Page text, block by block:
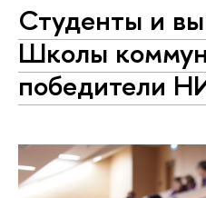
Студенты и
Школы
победители